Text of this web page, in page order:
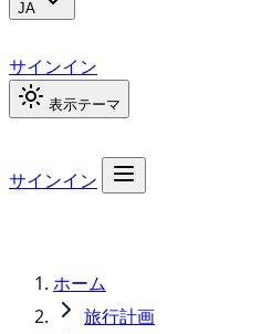
JA
サインイン
表示テーマ
サインイン
ホーム
旅行計画